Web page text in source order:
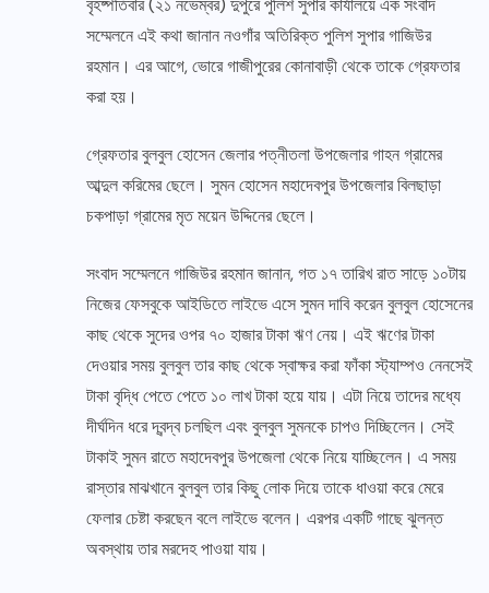
সম্মেলনে এই কথা জানান নওগাঁর অতিরিক্ত পুলিশ সুপার গাজিউর
রহমান। এর আগে, ভোরে গাজীপুরের কোনাবাড়ী থেকে তাকে গ্রেফতার
করা হয়।
গ্রেফতার বুলবুল হোসেন জেলার পত্নীতলা উপজেলার গাহন গ্রামের
আব্দুল করিমের ছেলে। সুমন হোসেন মহাদেবপুর উপজেলার বিলছাড়া
চকপাড়া গ্রামের মৃত ময়েন উদ্দিনের ছেলে।
সংবাদ সম্মেলনে গাজিউর রহমান জানান, গত ১৭ তারিখ রাত সাড়ে ১০টায়
নিজের ফেসবুকে আইডিতে লাইভে এসে সুমন দাবি করেন বুলবুল হোসেনের
কাছ থেকে সুদের ওপর ৭০ হাজার টাকা ঋণ নেয়। এই ঋণের টাকা
দেওয়ার সময় বুলবুল তার কাছ থেকে স্বাক্ষর করা ফাঁকা স্ট্যাম্পও নেনসেই
টাকা বৃদ্ধি পেতে পেতে ১০ লাখ টাকা হয়ে যায়। এটা নিয়ে তাদের মধ্যে
দীর্ঘদিন ধরে দ্বন্দ্ব চলছিল এবং বুলবুল সুমনকে চাপও দিচ্ছিলেন। সেই
টাকাই সুমন রাতে মহাদেবপুর উপজেলা থেকে নিয়ে যাচ্ছিলেন। এ সময়
রাস্তার মাঝখানে বুলবুল তার কিছু লোক দিয়ে তাকে ধাওয়া করে মেরে
ফেলার চেষ্টা করছেন বলে লাইভে বলেন। এরপর একটি গাছে ঝুলন্ত
অবস্থায় তার মরদেহ পাওয়া যায়।